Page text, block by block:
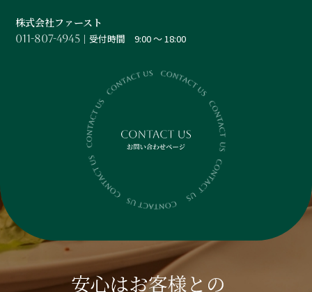
株式会社ファースト
011-807-4945 │受付時間 9:00 ～ 18:00